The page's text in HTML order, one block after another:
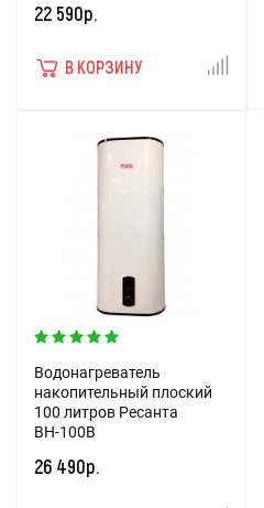
22 590р.
В КОРЗИНУ
Водонагреватель
накопительный плоский
100 литров Ресанта
ВН-100В
26 490р.